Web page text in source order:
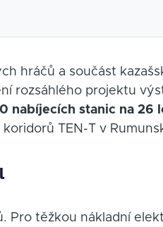
hráčů a součást
rozsáhlého projektu
nabíjecích stanic na 26
TEN-T v
Pro těžkou nákladní